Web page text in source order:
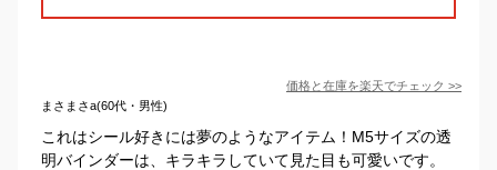
価格と在庫を楽天でチェック >>
まさまさa(60代・男性)
これはシール好きには夢のようなアイテム！M5サイズの透
明バインダーは、キラキラしていて見た目も可愛いです。